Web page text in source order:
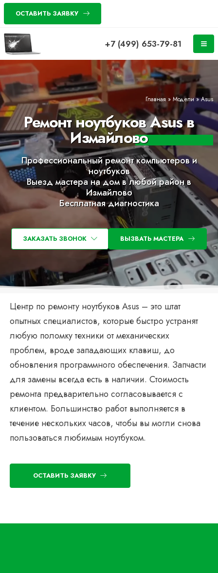
ОСТАВИТЬ ЗАЯВКУ
+7 (499) 653-79-81
Главная» Модели»Asus
Ремонт ноутбуков Asus в
Измайлово
Профессиональный ремонт компьютеров и
ноутбуков
Выезд мастера на дом в любой район в
Измайлово
Бесплатная диагностика
ЗАКАЗАТЬ ЗВОНОК ВЫЗВАТЬ МАСТЕРА
Центр по ремонту ноутбуков Asus – это штат
опытных специалистов, которые быстро устранят
любую поломку техники от механических
проблем, вроде западающих клавиш, до
обновления программного обеспечения. Запчасти
для замены всегда есть в наличии. Стоимость
ремонта предварительно согласовывается с
клиентом. Большинство работ выполняется в
течение нескольких часов, чтобы вы могли снова
пользоваться любимым ноутбуком.
ОСТАВИТЬ ЗАЯВКУ